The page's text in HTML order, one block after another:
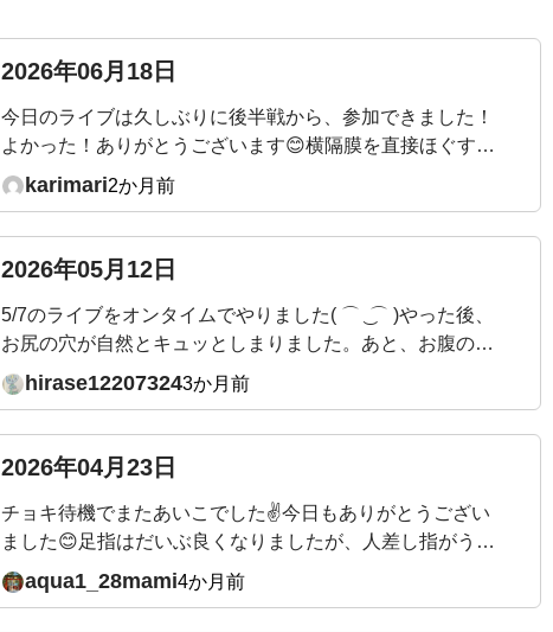
2026年06月18日
今日のライブは久しぶりに後半戦から、参加できました！
よかった！ありがとうございます😊横隔膜を直接ほぐすと
きに、パリパリと剥がれるような音が聞こえました。仰向
けで骨盤前傾後継をするときも同じ箇所で音がするときが
うか？？
karimari2か月前
2026年05月12日
5/7のライブをオンタイムでやりました( ⌒ ͜ ⌒ )やった後、
お尻の穴が自然とキュッとしまりました。あと、お腹の深
いところまで自然と力が入っていく感じです。←吉田先
生、この状態、いいかんじですか？これまでこんなにも腹
良くなってます。
hirase122073243か月前
2026年04月23日
チョキ待機でまたあいこでした✌️今日もありがとうござい
ました😊足指はだいぶ良くなりましたが、人差し指がうま
く動かず親指とぶつかりがちです。地道に直していこうと
思います。来週の質問、メールのリンクから入れますね。
aqua1_28mami4か月前